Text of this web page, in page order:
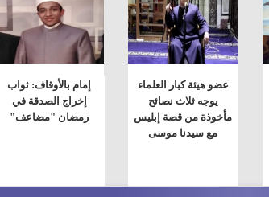
عضو هيئة كبار العلماء
يوجه ثلاث نصائح
مأخوذة من قصة إبليس
مع سيدنا ‏موسى
إمام بالأوقاف: ثواب
إخراج الصدقة في
رمضان "مضاعف"